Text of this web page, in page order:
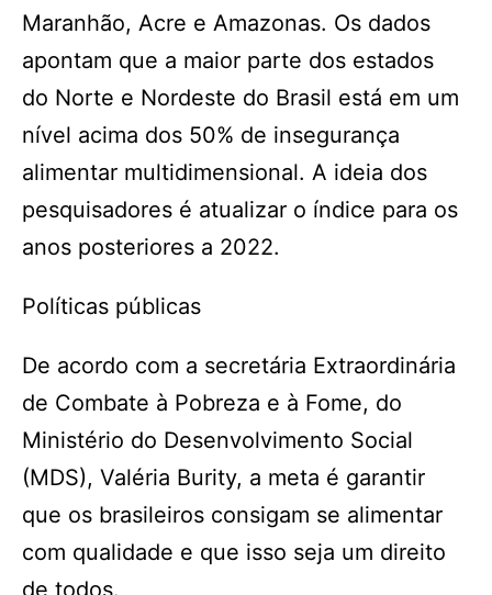
Maranhão, Acre e Amazonas. Os dados
apontam que a maior parte dos estados
do Norte e Nordeste do Brasil está em um
nível acima dos 50% de insegurança
alimentar multidimensional. A ideia dos
pesquisadores é atualizar o índice para os
anos posteriores a 2022.
Políticas públicas
De acordo com a secretária Extraordinária
de Combate à Pobreza e à Fome, do
Ministério do Desenvolvimento Social
(MDS), Valéria Burity, a meta é garantir
que os brasileiros consigam se alimentar
com qualidade e que isso seja um direito
de todos.